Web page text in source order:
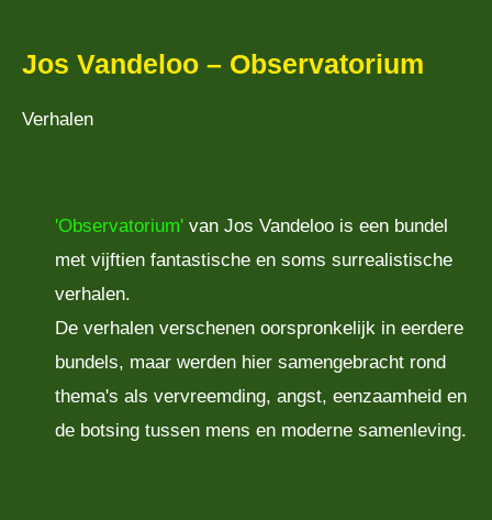
Jos Vandeloo – Observatorium
Verhalen
'Observatorium' van Jos Vandeloo is een bundel
met vijftien fantastische en soms surrealistische
verhalen.
De verhalen verschenen oorspronkelijk in eerdere
bundels, maar werden hier samengebracht rond
thema's als vervreemding, angst, eenzaamheid en
de botsing tussen mens en moderne samenleving.